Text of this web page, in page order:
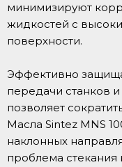
минимизируют
жидкостей с
поверхности.
Эффективно
передачи станков
позволяет
Масла Sintez MNS
наклонных
проблема стекания